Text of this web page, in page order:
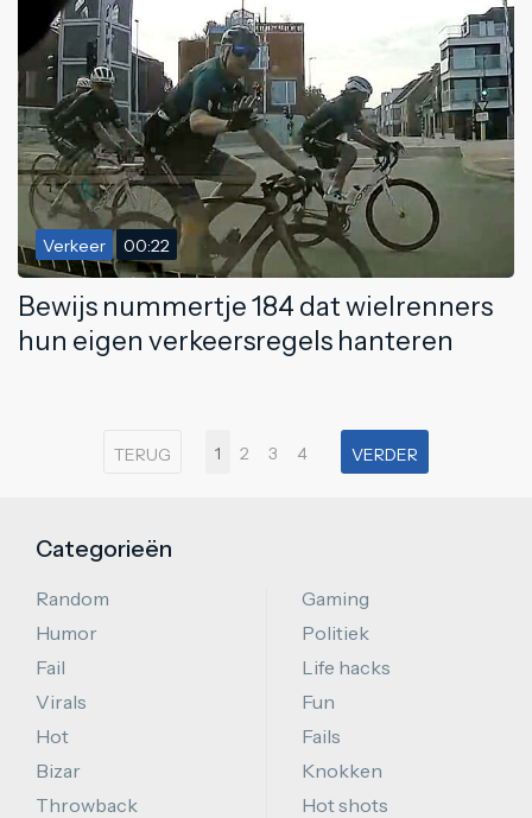
Verkeer 00:22
Bewijs nummertje 184 dat wielrenners
hun eigen verkeersregels hanteren
TERUG 1 2 3 4 VERDER
Categorieën
Random
Humor
Fail
Virals
Hot
Bizar
Throwback
Gaming
Politiek
Life hacks
Fun
Fails
Knokken
Hot shots